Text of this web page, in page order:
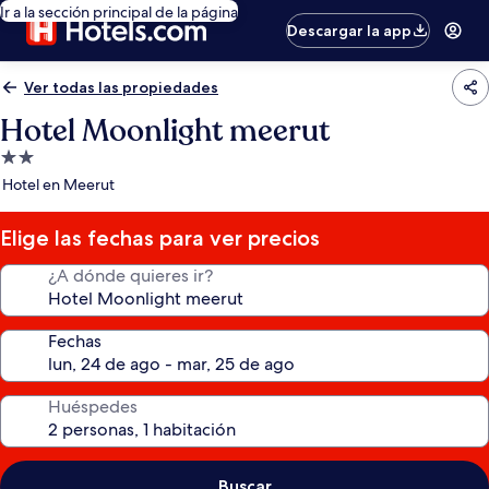
Ir a la sección principal de la página
Descargar la app
Ver todas las propiedades
Hotel Moonlight meerut
Propiedad
de
estrellas
Hotel en Meerut
Elige las fechas para ver precios
¿A dónde quieres ir?
Fechas
Huéspedes